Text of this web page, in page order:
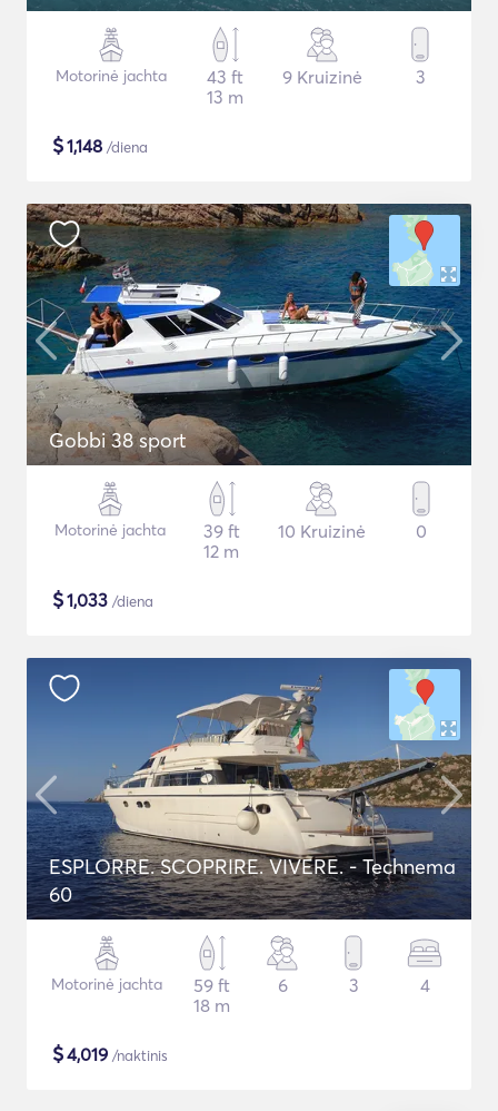
Motorinė jachta
43 ft
13 m
9 Kruizinė 3
$1,148 /diena
Gobbi 38 sport
Motorinė jachta
39 ft
12 m
10 Kruizinė 0
$1,033 /diena
ESPLORRE. SCOPRIRE. VIVERE. - Technema
60
Motorinė jachta
59 ft
18 m
6 3 4
$4,019 /naktinis